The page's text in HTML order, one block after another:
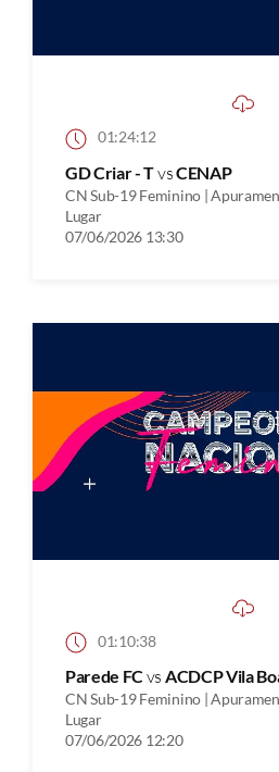
01:24:12
GD Criar - TvsCENAP
CN Sub-19 Feminino |
Lugar
07/06/2026 13:30
01:10:38
Parede FCvs ACDCP Vila
CN Sub-19 Feminino |
Lugar
07/06/2026 12:20